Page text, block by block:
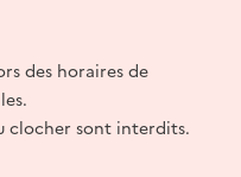
des horaires de
clocher sont interdits.